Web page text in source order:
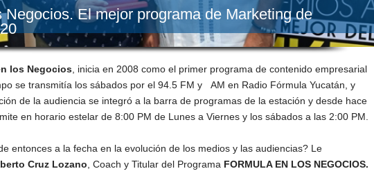
Negocios. El mejor programa de Marketing de
los Negocios , inicia en 2008 como el primer programa de contenido empresarial
se transmitía los sábados por el 94.5 FM y AM en Radio Fórmula Yucatán, y
de la audiencia se integró a la barra de programas de la estación y desde hace
en horario estelar de 8:00 PM de Lunes a Viernes y los sábados a las 2:00 PM.
entonces a la fecha en la evolución de los medios y las audiencias? Le
Cruz Lozano , Coach y Titular del Programa FORMULA EN LOS NEGOCIOS.